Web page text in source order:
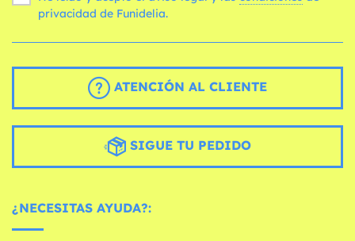
privacidad de Funidelia.
ATENCIÓN AL CLIENTE
SIGUE TU PEDIDO
¿NECESITAS AYUDA?: